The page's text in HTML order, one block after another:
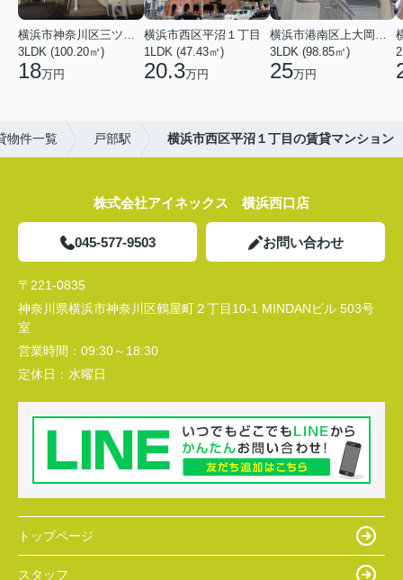
横浜市神奈川区三ツ沢上町
3LDK (100.20㎡)
18万円
横浜市西区平沼１丁目
1LDK (47.43㎡)
20.3万円
横浜市港南区上大岡東２丁目
3LDK (98.85㎡)
25万円
物件一覧 戸部駅 横浜市西区平沼１丁目の賃貸マンション
株式会社アイネックス 横浜西口店
045-577-9503 お問い合わせ
〒221-0835
神奈川県横浜市神奈川区鶴屋町２丁目10-1 MINDANビル 503号
室
営業時間： 09:30～18:30
定休日： 水曜日
トップページ
スタッフ